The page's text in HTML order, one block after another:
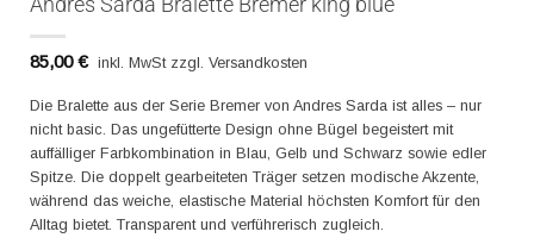
Andres Sarda Bralette Bremer king blue
85,00€ inkl. MwSt zzgl. Versandkosten
Die Bralette aus der Serie Bremer von Andres Sarda ist alles – nur
nicht basic. Das ungefütterte Design ohne Bügel begeistert mit
auffälliger Farbkombination in Blau, Gelb und Schwarz sowie edler
Spitze. Die doppelt gearbeiteten Träger setzen modische Akzente,
während das weiche, elastische Material höchsten Komfort für den
Alltag bietet. Transparent und verführerisch zugleich.